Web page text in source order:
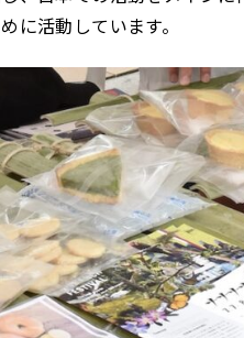
に活動しています。